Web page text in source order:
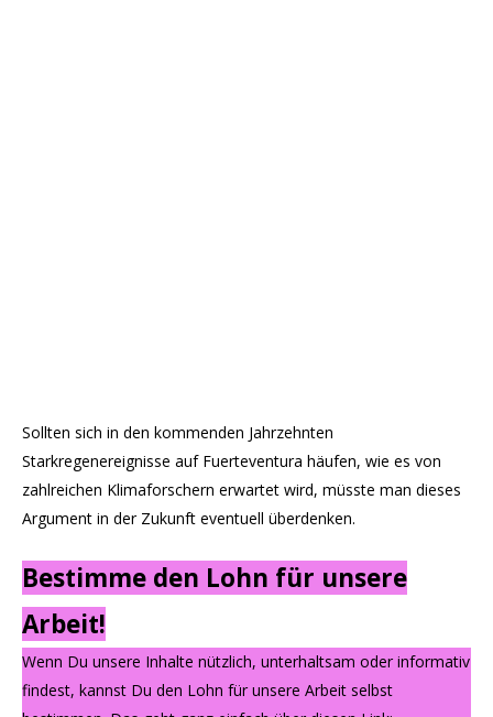
Sollten sich in den kommenden Jahrzehnten
Starkregenereignisse auf Fuerteventura häufen, wie es von
zahlreichen Klimaforschern erwartet wird, müsste man dieses
Argument in der Zukunft eventuell überdenken.
Bestimme den Lohn für unsere
Arbeit!
Wenn Du unsere Inhalte nützlich, unterhaltsam oder informativ
findest, kannst Du den Lohn für unsere Arbeit selbst